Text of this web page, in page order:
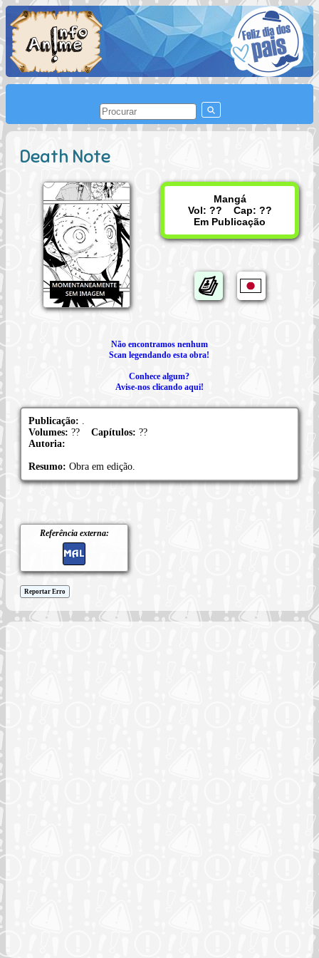
Death Note
Mangá
Vol: ?? Cap: ??
Em Publicação
Não encontramos nenhum
Scan legendando esta obra!
Conhece algum?
Avise-nos clicando aqui!
Publicação:
Volumes: ?? Capítulos: ??
Autoria:
Resumo: Obra em edição.
Referência externa:
Reportar Erro